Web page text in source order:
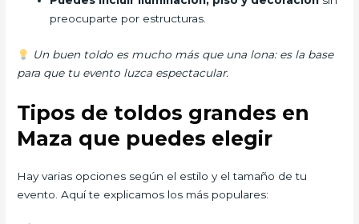
preocuparte por estructuras.
Un buen toldo es mucho más que una lona: es la base
para que tu evento luzca espectacular.
Tipos de toldos grandes en
Maza que puedes elegir
Hay varias opciones según el estilo y el tamaño de tu
evento. Aquí te explicamos los más populares: